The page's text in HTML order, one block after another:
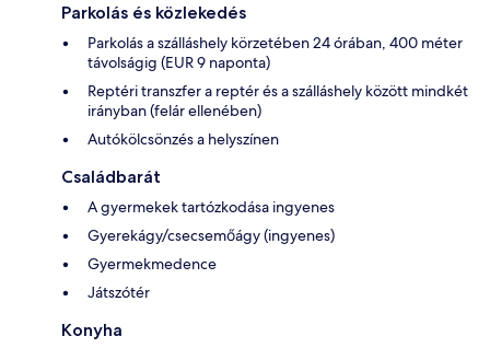
Parkolás és közlekedés
Parkolás a szálláshely körzetében 24 órában, 400 méter
távolságig (EUR 9 naponta)
Reptéri transzfer a reptér és a szálláshely között mindkét
irányban (felár ellenében)
Autókölcsönzés a helyszínen
Családbarát
A gyermekek tartózkodása ingyenes
Gyerekágy/csecsemőágy (ingyenes)
Gyermekmedence
Játszótér
Konyha